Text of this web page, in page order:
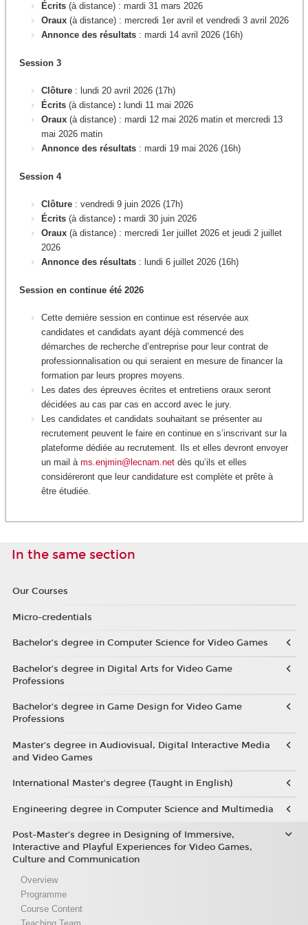
Écrits (à distance) : mardi 31 mars 2026
Oraux (à distance) : mercredi 1er avril et vendredi 3 avril 2026
Annonce des résultats : mardi 14 avril 2026 (16h)
Session 3
Clôture : lundi 20 avril 2026 (17h)
Écrits (à distance) : lundi 11 mai 2026
Oraux (à distance) : mardi 12 mai 2026 matin et mercredi 13
mai 2026 matin
Annonce des résultats : mardi 19 mai 2026 (16h)
Session 4
Clôture : vendredi 9 juin 2026 (17h)
Écrits (à distance) : mardi 30 juin 2026
Oraux (à distance) : mercredi 1er juillet 2026 et jeudi 2 juillet
2026
Annonce des résultats : lundi 6 juillet 2026 (16h)
Session en continue été 2026
Cette dernière session en continue est réservée aux
candidates et candidats ayant déjà commencé des
démarches de recherche d’entreprise pour leur contrat de
professionnalisation ou qui seraient en mesure de financer la
formation par leurs propres moyens.
Les dates des épreuves écrites et entretiens oraux seront
décidées au cas par cas en accord avec le jury.
Les candidates et candidats souhaitant se présenter au
recrutement peuvent le faire en continue en s’inscrivant sur la
plateforme dédiée au recrutement. Ils et elles devront envoyer
un mail à ms.enjmin@lecnam.net dès qu’ils et elles
considéreront que leur candidature est complète et prête à
être étudiée.
In the same section
Our Courses
Micro-credentials
Bachelor’s degree in Computer Science for Video Games
Bachelor’s degree in Digital Arts for Video Game
Professions
Bachelor's degree in Game Design for Video Game
Professions
Master's degree in Audiovisual, Digital Interactive Media
and Video Games
International Master's degree (Taught in English)
Engineering degree in Computer Science and Multimedia
Post-Master’s degree in Designing of Immersive,
Interactive and Playful Experiences for Video Games,
Culture and Communication
Overview
Programme
Course Content